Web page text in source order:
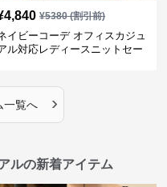
4,840 ¥5380(割引前)
イビーコーデ オフィスカジュ
ル対応レディースニットセー
一覧へ ›
ルの新着アイテム